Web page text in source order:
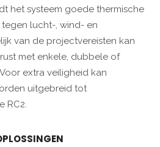
het systeem goede thermische
lucht-, wind- en
van de projectvereisten kan
met enkele, dubbele of
extra veiligheid kan
uitgebreid tot
RC2.